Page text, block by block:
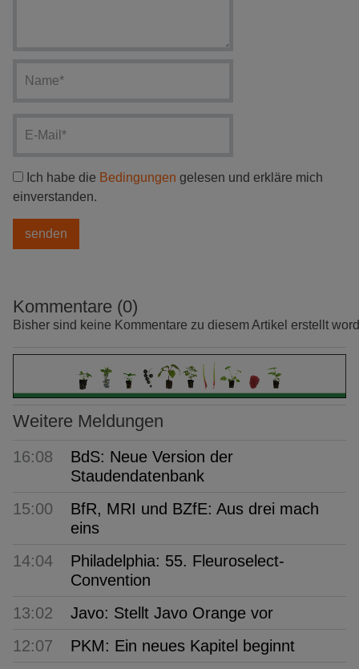
Ich habe die Bedingungen gelesen und erkläre mich
einverstanden.
Kommentare (0)
Bisher sind keine Kommentare zu diesem Artikel erstellt
Weitere Meldungen
16:08
BdS: Neue Version der
Staudendatenbank
15:00
BfR, MRI und BZfE: Aus drei mach
eins
14:04
Philadelphia: 55. Fleuroselect-
Convention
13:02
Javo: Stellt Javo Orange vor
12:07
PKM: Ein neues Kapitel beginnt